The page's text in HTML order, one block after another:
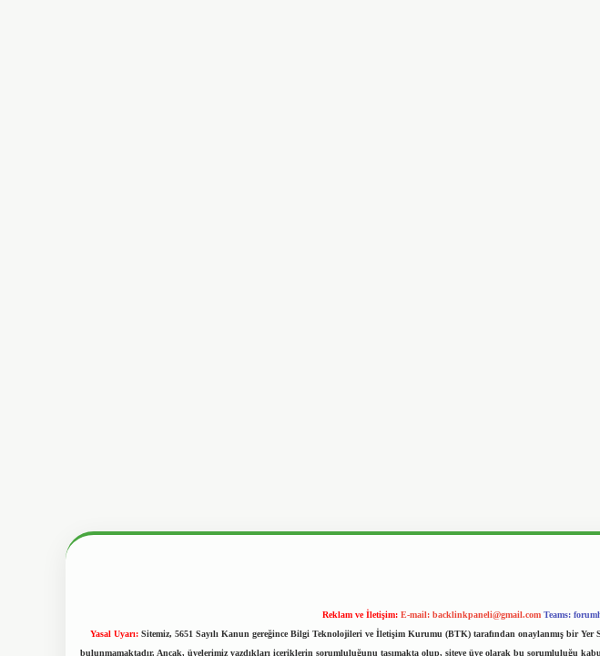
Reklam ve İletişim: E-mail: backlinkpaneli@gmail.com Teams:
Yasal Uyarı: Sitemiz, 5651 Sayılı Kanun gereğince Bilgi Teknolojileri ve İletişim Kurumu (BTK) tarafından onaylanmış bir
bulunmamaktadır. Ancak, üyelerimiz yazdıkları içeriklerin sorumluluğunu taşımakta olup, siteye üye olarak bu sorumluluğu